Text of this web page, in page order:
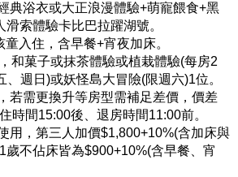
典浴衣或大正浪漫體驗+萌寵餵食+黑
索體驗卡比巴拉躍湖號。
入住，含早餐+宵夜加床。
和菓子或抹茶體驗或植栽體驗(每房2
週日)或妖怪島大冒險(限週六)1位。
若需更換升等房型需補足差價，價差
時間15:00後、退房時間11:00前。
用，第三人加價$1,800+10%(含加床與
歲不佔床皆為$900+10%(含早餐、宵